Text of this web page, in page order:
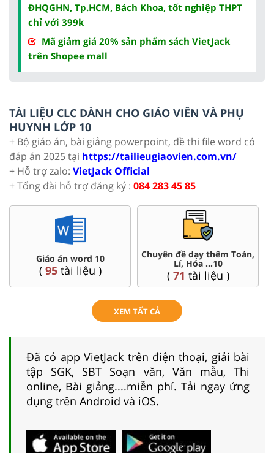
ĐHQGHN, Tp.HCM, Bách Khoa, tốt nghiệp THPT
chỉ với 399k
Mã giảm giá 20% sản phẩm sách VietJack
trên Shopee mall
TÀI LIỆU CLC DÀNH CHO GIÁO VIÊN VÀ PHỤ
HUYNH LỚP 10
+ Bộ giáo án, bài giảng powerpoint, đề thi file word có
đáp án 2025 tại https://tailieugiaovien.com.vn/
+ Hỗ trợ zalo: VietJack Official
+ Tổng đài hỗ trợ đăng ký : 084 283 45 85
Chuyên đề dạy thêm Toán,
Lí, Hóa ...10
(71tài liệu )
Đề thi HSG 10
( 8tài liệu )
XEM TẤT CẢ
Đã có app VietJack trên điện thoại, giải bài
tập SGK, SBT Soạn văn, Văn mẫu, Thi
online, Bài giảng....miễn phí. Tải ngay ứng
dụng trên Android và iOS.